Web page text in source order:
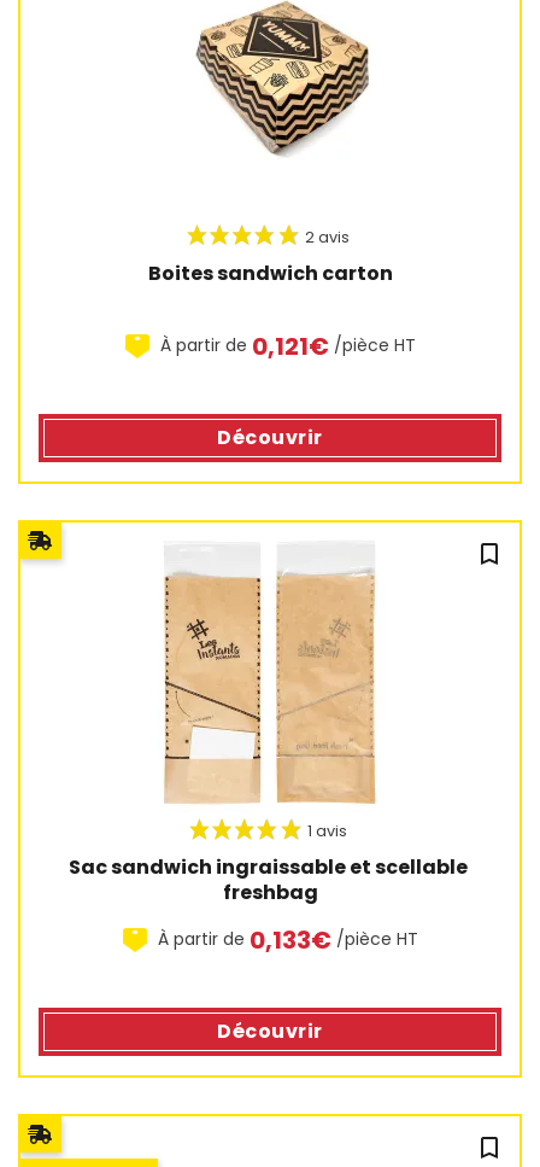
Boites sandwich carton
À partir de 0,121€ /pièce HT
Découvrir
bookmark_outline
Sac sandwich ingraissable et scellable
freshbag
À partir de 0,133€ /pièce HT
Découvrir
bookmark_outline